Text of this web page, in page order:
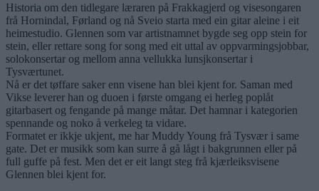
Historia om den tidlegare læraren på Frakkagjerd og visesongaren
frå Hornindal, Førland og nå Sveio starta med ein gitar aleine i eit
heimestudio. Glennen som var artistnamnet bygde seg opp stein for
stein, eller rettare song for song med eit uttal av oppvarmingsjobbar,
solokonsertar og mellom anna vellukka lunsjkonsertar i
Tysværtunet.
Nå er det tøffare saker enn visene han blei kjent for. Saman med
Vikse leverer han og duoen i første omgang ei herleg poplåt
gitarbasert og fengande på mange måtar. Det hamnar i kategorien
spennande og noko å verkeleg ta vidare.
Formatet er ikkje ukjent, me har Muddy Young frå Tysvær i same
gate. Det er musikk som kan surre å gå lågt i bakgrunnen eller på
full guffe på fest. Men det er eit langt steg frå kjærleiksvisene
Glennen blei kjent for.